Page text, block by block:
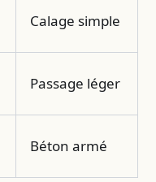
Calage simple
Passage léger
Béton armé